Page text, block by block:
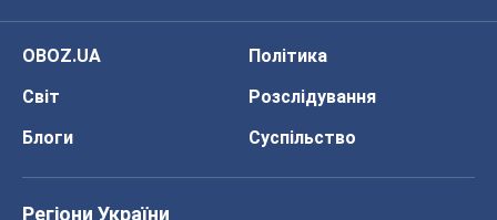
OBOZ.UA
Політика
Світ
Розслідування
Блоги
Суспільство
Регіони України